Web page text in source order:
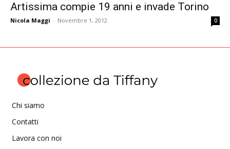
Artissima compie 19 anni e invade Torino
Nicola Maggi - Novembre 1, 2012 0
Chi siamo
Contatti
Lavora con noi